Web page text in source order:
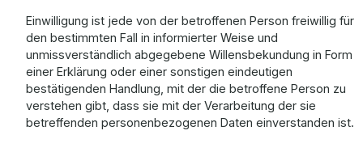
Einwilligung ist jede von der betroffenen Person freiwillig für
den bestimmten Fall in informierter Weise und
unmissverständlich abgegebene Willensbekundung in Form
einer Erklärung oder einer sonstigen eindeutigen
bestätigenden Handlung, mit der die betroffene Person zu
verstehen gibt, dass sie mit der Verarbeitung der sie
betreffenden personenbezogenen Daten einverstanden ist.